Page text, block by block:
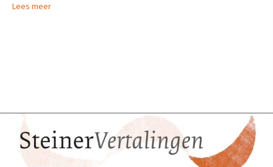
Lees meer